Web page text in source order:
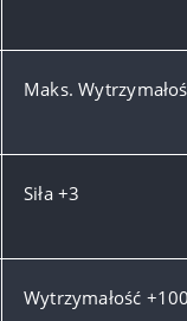
Maks.
Siła +3
Wytrzymałość